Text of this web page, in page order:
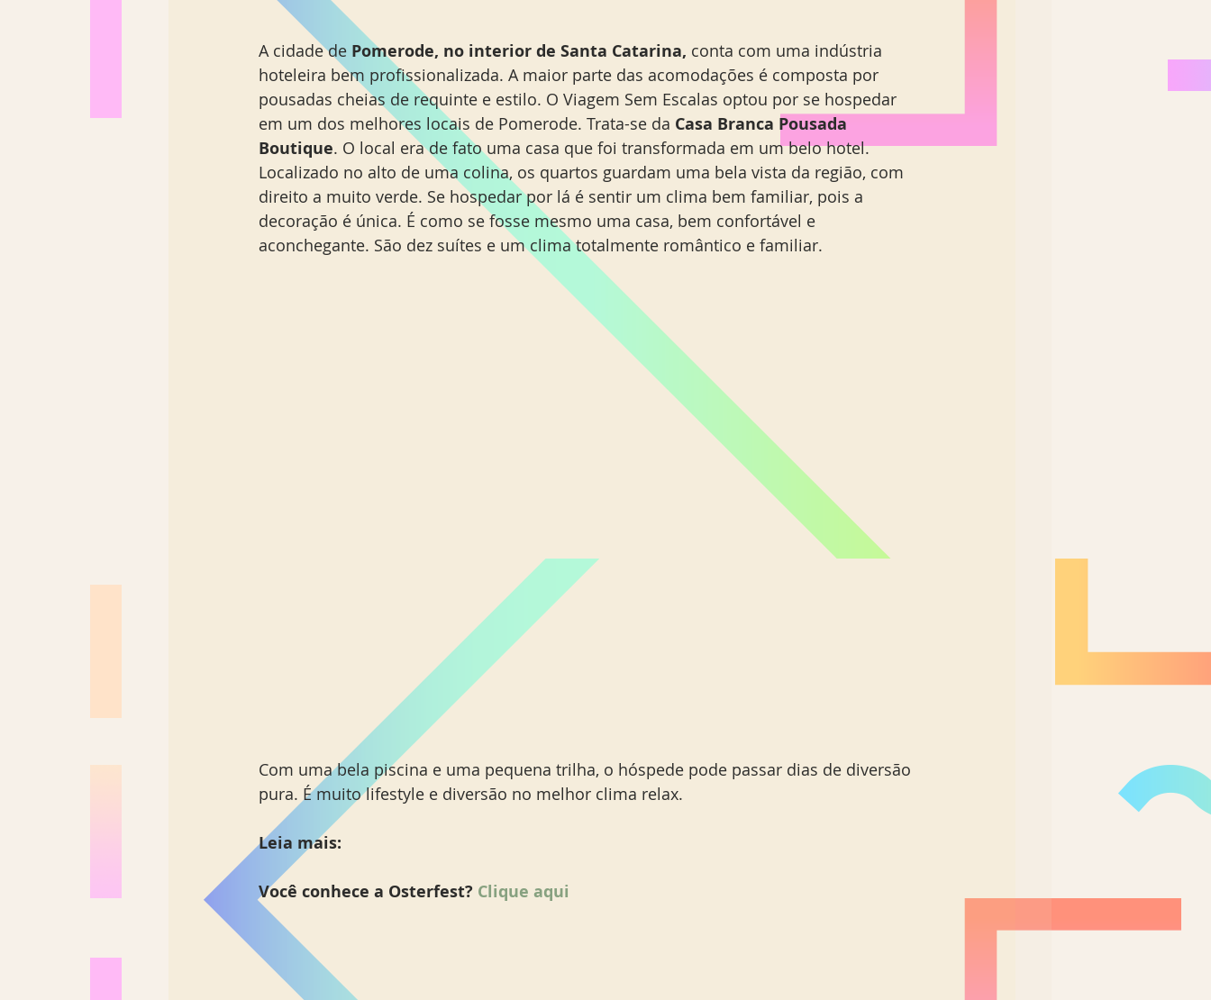
A cidade de Pomerode, no interior de Santa Catarina, conta com uma indústria
hoteleira bem profissionalizada. A maior parte das acomodações é composta por
pousadas cheias de requinte e estilo. O Viagem Sem Escalas optou por se hospedar
em um dos melhores locais de Pomerode. Trata-se da Casa Branca Pousada
Boutique. O local era de fato uma casa que foi transformada em um belo hotel.
Localizado no alto de uma colina, os quartos guardam uma bela vista da região, com
direito a muito verde. Se hospedar por lá é sentir um clima bem familiar, pois a
decoração é única. É como se fosse mesmo uma casa, bem confortável e
aconchegante. São dez suítes e um clima totalmente romântico e familiar.
Com uma bela piscina e uma pequena trilha, o hóspede pode passar dias de diversão
pura. É muito lifestyle e diversão no melhor clima relax.
Leia mais:
Você conhece a Osterfest? Clique aqui